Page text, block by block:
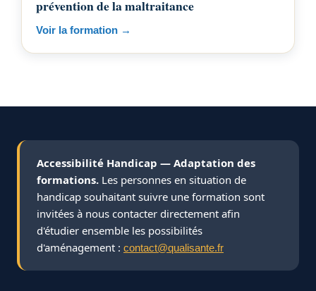
prévention de la maltraitance
Voir la formation →
Accessibilité Handicap — Adaptation des
formations. Les personnes en situation de
handicap souhaitant suivre une formation sont
invitées à nous contacter directement afin
d'étudier ensemble les possibilités
d'aménagement : contact@qualisante.fr